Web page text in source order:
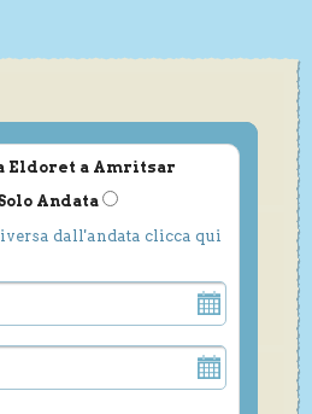
Eldoret a Amritsar
Andata
dall'andata clicca qui